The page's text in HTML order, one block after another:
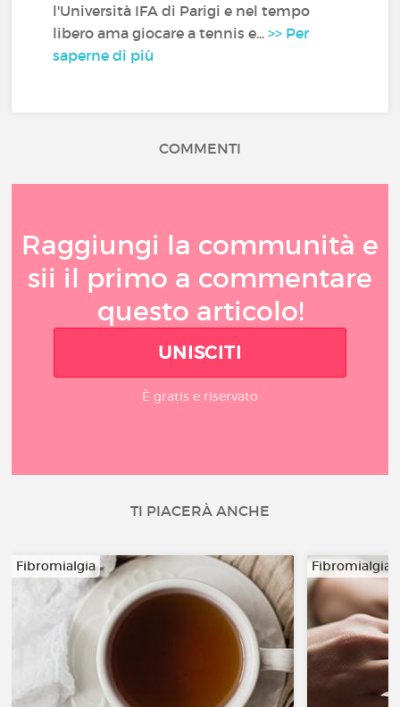
l'Università IFA di Parigi e nel tempo
libero ama giocare a tennis e...>> Per
saperne di più
COMMENTI
Raggiungi la communità e
sii il primo a commentare
questo articolo!
UNISCITI
È gratis e riservato
TI PIACERÀ ANCHE
Fibromialgia Fibromialgia